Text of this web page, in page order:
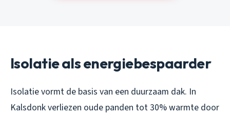
Isolatie als energiebespaarder
Isolatie vormt de basis van een duurzaam dak. In
Kalsdonk verliezen oude panden tot 30% warmte door